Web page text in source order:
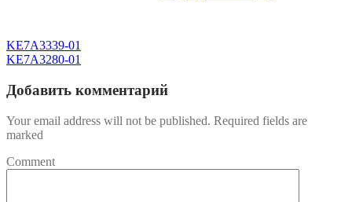
KE7A3339-01
KE7A3280-01
Добавить комментарий
Your email address will not be published. Required fields are
marked
Comment